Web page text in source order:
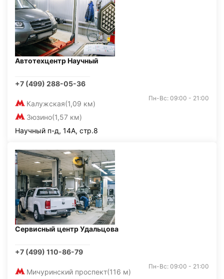
Автотехцентр Научный
+7 (499) 288-05-36
Калужская(1,09 км)
Зюзино(1,57 км)
Пн-Вс: 09:00 - 21:00
Научный п-д, 14А, стр.8
Сервисный центр Удальцова
+7 (499) 110-86-79
Мичуринский проспект(116 м)
Пн-Вс: 09:00 - 21:00